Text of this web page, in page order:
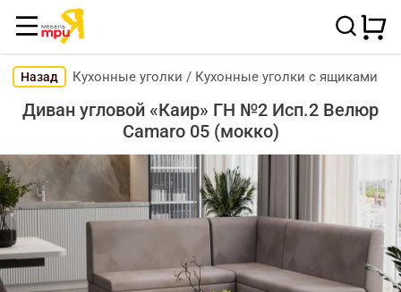
Назад Кухонные уголки / Кухонные уголки с ящиками
Диван угловой «Каир» ГН №2 Исп.2 Велюр
Camaro 05 (мокко)